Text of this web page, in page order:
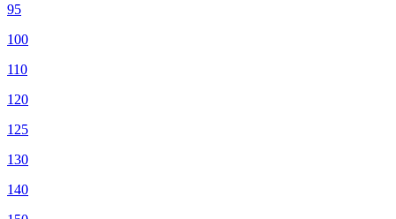
95
100
110
120
125
130
140